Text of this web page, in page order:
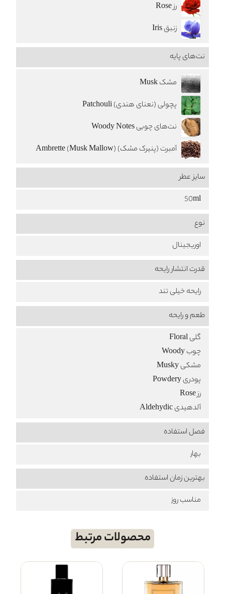
رز Rose
زنبق Iris
نت‌های پایه
مشک Musk
پچولی (نعنای هندی) Patchouli
نت‌های چوبی Woody Notes
آمبرت (پنيرک مشک) Ambrette (Musk Mallow)
سایز عطر
50ml
نوع
اوریجینال
قدرت انتشار رایحه
رایحه خیلی تند
طعم‌ و رایحه
گلی Floral
چوب Woody
مشکی Musky
پودری Powdery
رز Rose
آلدهیدی Aldehydic
فصل استفاده
بهار
بهترین زمان استفاده
مناسب روز
محصولات مرتبط